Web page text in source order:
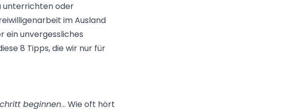
unterrichten oder
im Ausland
ein unvergessliches
8 Tipps, die wir nur für
beginnen... Wie oft hört